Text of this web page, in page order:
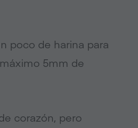
poco de harina para
5mm de
corazón, pero